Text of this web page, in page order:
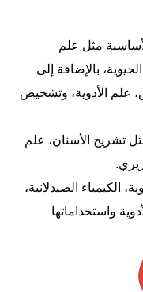
مثل علم
بالإضافة إلى
علم الأدوية، وتشخيص
تشريح الأسنان، علم
الكيمياء الصيدلانية،
واستخداماتها